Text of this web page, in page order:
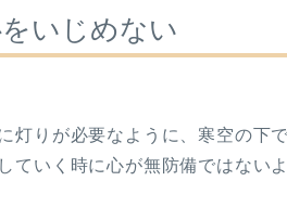
いじめない
灯りが必要なように、寒空の下
ていく時に心が無防備ではないよ